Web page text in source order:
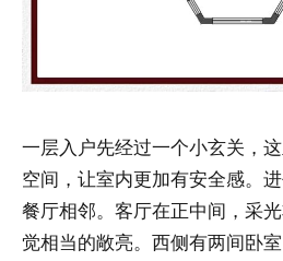
一层入户先经过一个小玄关，
空间，让室内更加有安全感。
餐厅相邻。客厅在正中间，采
觉相当的敞亮。西侧有两间卧